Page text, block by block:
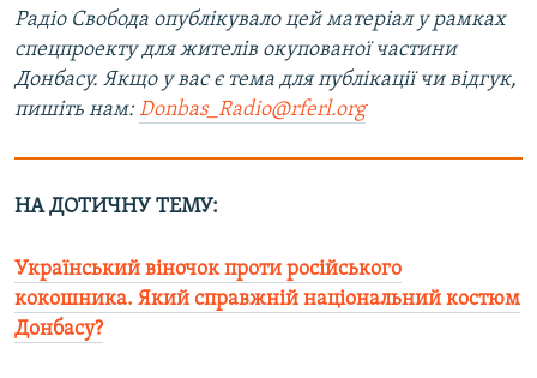
Радіо Свобода опублікувало цей матеріал у рамках
спецпроекту для жителів окупованої частини
Донбасу. Якщо у вас є тема для публікації чи відгук,
пишіть нам:Donbas_Radio@rferl.org
НА ДОТИЧНУ ТЕМУ:
Український віночок проти російського
кокошника. Який справжній національний костюм
Донбасу?